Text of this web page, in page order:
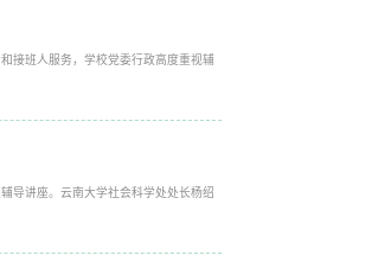
接班人服务，学校党委行政高度重视辅
导讲座。云南大学社会科学处处长杨绍